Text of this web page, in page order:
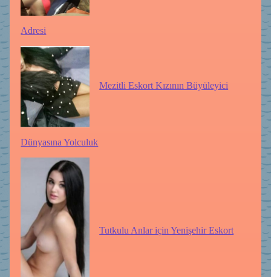
Adresi
Mezitli Eskort Kızının Büyüleyici
Dünyasına Yolculuk
Tutkulu Anlar için Yenişehir Eskort